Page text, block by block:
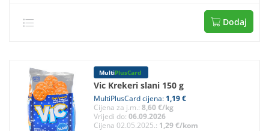
Dodaj
MultiPlusCard
Vic Krekeri slani 150 g
MultiPlusCard cijena: 1,19 €
Cijena za j.m.: 8,60 €/kg
Vrijedi do: 06.09.2026
Cijena 02.05.2025.: 1,29 €/kom